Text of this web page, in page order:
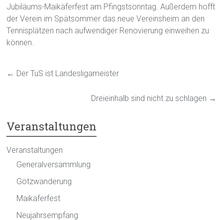
Jubiläums-Maikäferfest am Pfingstsonntag. Außerdem hofft
der Verein im Spätsommer das neue Vereinsheim an den
Tennisplätzen nach aufwendiger Renovierung einweihen zu
können.
← Der TuS ist Landesligameister
Dreieinhalb sind nicht zu schlagen →
Veranstaltungen
Veranstaltungen
Generalversammlung
Götzwanderung
Maikäferfest
Neujahrsempfang